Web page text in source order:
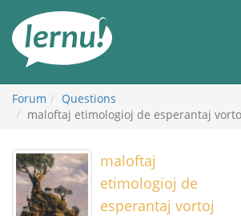
contenu
Forum
Questions
maloftaj etimologioj de esperantaj
maloftaj
etimologioj de
esperantaj vortoj